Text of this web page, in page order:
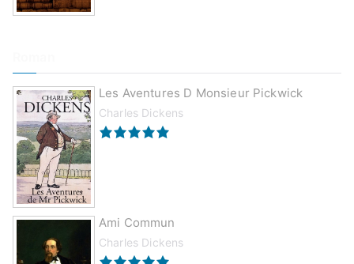
Les Aventures D Monsieur Pickwick
Charles Dickens
Ami Commun
Charles Dickens